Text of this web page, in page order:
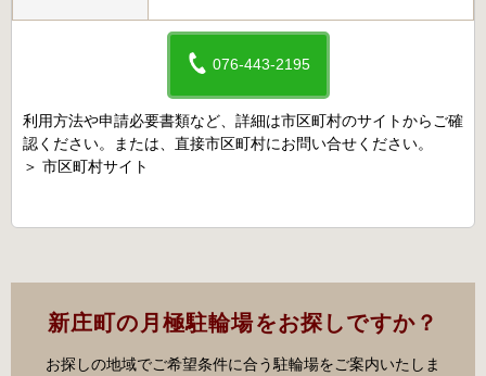
076-443-2195
利用方法や申請必要書類など、詳細は市区町村のサイトからご確
認ください。または、直接市区町村にお問い合せください。
＞ 市区町村サイト
新庄町の月極駐輪場をお探しですか？
お探しの地域でご希望条件に合う駐輪場をご案内いたしま